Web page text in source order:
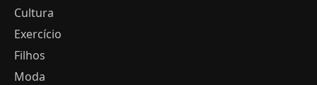
Cultura
Exercício
Filhos
Moda